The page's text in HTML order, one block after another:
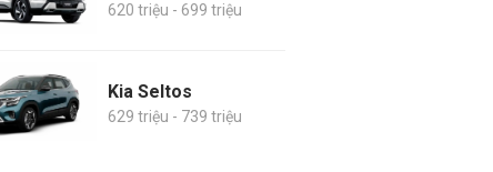
620 triệu - 699 triệu
Kia Seltos
629 triệu - 739 triệu